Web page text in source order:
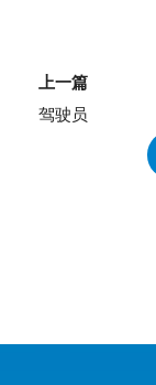
上一篇
驾驶员